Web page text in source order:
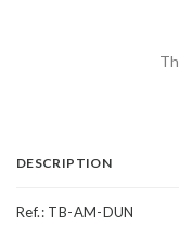
DESCRIPTION
Ref.: TB-AM-DUN